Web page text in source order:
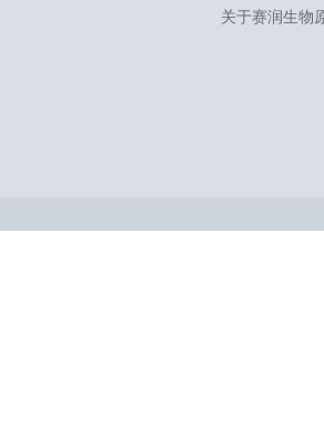
关于赛润生物